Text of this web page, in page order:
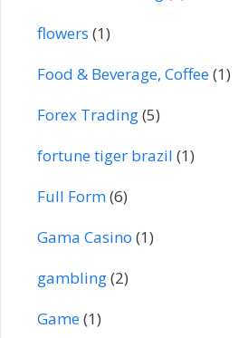
flowers (1)
Food & Beverage, Coffee(1)
Forex Trading(5)
fortune tiger brazil (1)
Full Form(6)
Gama Casino (1)
gambling(2)
Game(1)